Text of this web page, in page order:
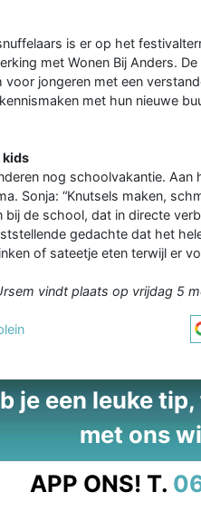
is er op het
met Wonen Bij Anders.
jongeren met een
met hun nieuwe
kids
nog schoolvakantie.
Sonja: “Knutsels maken,
bij de school, dat in directe
gedachte dat het
of sateetje eten terwijl er
vindt plaats op vrijdag 5
je een leuke
met ons
APP ONS! T.